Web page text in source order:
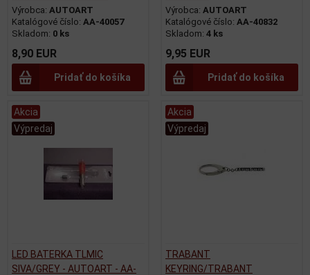
Výrobca: AUTOART
Katalógové číslo: AA-40057
Skladom: 0 ks
8,90 EUR
Pridať do košíka
Výrobca: AUTOART
Katalógové číslo: AA-40832
Skladom: 4 ks
9,95 EUR
Pridať do košíka
Akcia
Výpredaj
LED BATERKA TLMIC
SIVA/GREY - AUTOART - AA-
Akcia
Výpredaj
TRABANT
KEYRING/TRABANT